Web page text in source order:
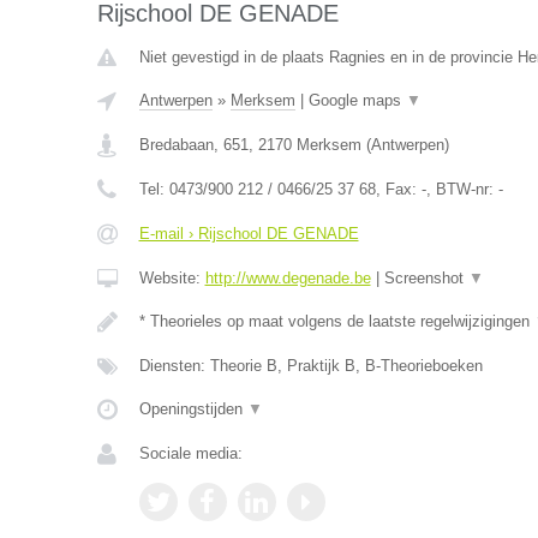
Rijschool DE GENADE
Niet gevestigd in de plaats Ragnies en in de provincie
Antwerpen» Merksem Google maps ▼
Bredabaan, 651, 2170 Merksem (Antwerpen)
Tel: 0473/900 212 / 0466/25 37 68, Fax: -, BTW-nr: -
E-mail › Rijschool DE GENADE
Website: http://www.degenade.be| Screenshot ▼
* Theorieles op maat volgens de laatste regelwijzigingen
Diensten: Theorie B, Praktijk B, B-Theorieboeken
Openingstijden ▼
Sociale media: